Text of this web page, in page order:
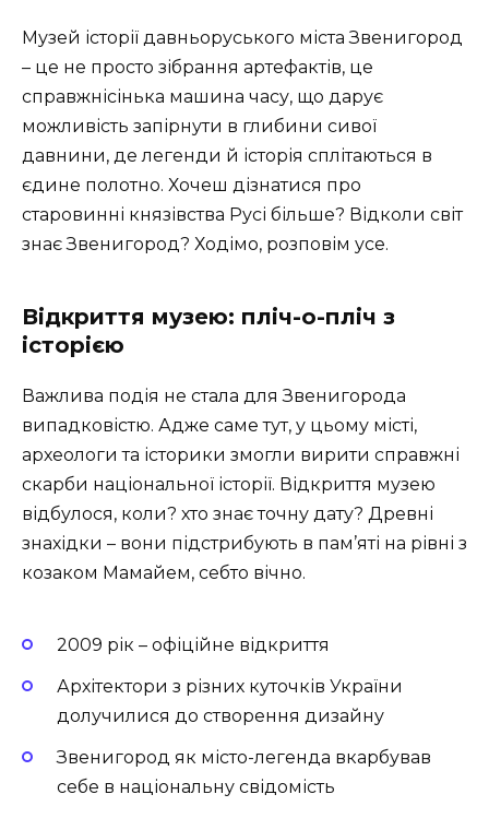
Музей історії давньоруського міста Звенигород
– це не просто зібрання артефактів, це
справжнісінька машина часу, що дарує
можливість запірнути в глибини сивої
давнини, де легенди й історія сплітаються в
єдине полотно. Хочеш дізнатися про
старовинні князівства Русі більше? Відколи світ
знає Звенигород? Ходімо, розповім усе.
Відкриття музею: пліч-о-пліч з
історією
Важлива подія не стала для Звенигорода
випадковістю. Адже саме тут, у цьому місті,
археологи та історики змогли вирити справжні
скарби національної історії. Відкриття музею
відбулося, коли? хто знає точну дату? Древні
знахідки – вони підстрибують в пам’яті на рівні з
козаком Мамайем, себто вічно.
2009 рік – офіційне відкриття
Архітектори з різних куточків України
долучилися до створення дизайну
Звенигород як місто-легенда вкарбував
себе в національну свідомість